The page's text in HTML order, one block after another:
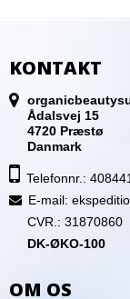
KONTAKT
Ådalsvej 15
4720 Præstø
Danmark
Telefonnr.:
E-mail:
CVR.: 31870860
DK-ØKO-100
OM OS